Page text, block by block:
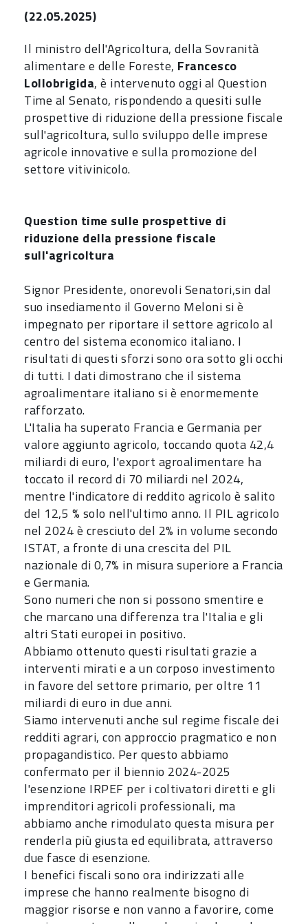
(22.05.2025)
Il ministro dell'Agricoltura, della Sovranità
alimentare e delle Foreste, Francesco
Lollobrigida, è intervenuto oggi al Question
Time al Senato, rispondendo a quesiti sulle
prospettive di riduzione della pressione fiscale
sull'agricoltura, sullo sviluppo delle imprese
agricole innovative e sulla promozione del
settore vitivinicolo.
Question time sulle prospettive di
riduzione della pressione fiscale
sull'agricoltura
Signor Presidente, onorevoli Senatori,sin dal
suo insediamento il Governo Meloni si è
impegnato per riportare il settore agricolo al
centro del sistema economico italiano. I
risultati di questi sforzi sono ora sotto gli occhi
di tutti. I dati dimostrano che il sistema
agroalimentare italiano si è enormemente
rafforzato.
L'Italia ha superato Francia e Germania per
valore aggiunto agricolo, toccando quota 42,4
miliardi di euro, l'export agroalimentare ha
toccato il record di 70 miliardi nel 2024,
mentre l'indicatore di reddito agricolo è salito
del 12,5 % solo nell'ultimo anno. Il PIL agricolo
nel 2024 è cresciuto del 2% in volume secondo
ISTAT, a fronte di una crescita del PIL
nazionale di 0,7% in misura superiore a Francia
e Germania.
Sono numeri che non si possono smentire e
che marcano una differenza tra l'Italia e gli
altri Stati europei in positivo.
Abbiamo ottenuto questi risultati grazie a
interventi mirati e a un corposo investimento
in favore del settore primario, per oltre 11
miliardi di euro in due anni.
Siamo intervenuti anche sul regime fiscale dei
redditi agrari, con approccio pragmatico e non
propagandistico. Per questo abbiamo
confermato per il biennio 2024-2025
l'esenzione IRPEF per i coltivatori diretti e gli
imprenditori agricoli professionali, ma
abbiamo anche rimodulato questa misura per
renderla più giusta ed equilibrata, attraverso
due fasce di esenzione.
I benefici fiscali sono ora indirizzati alle
imprese che hanno realmente bisogno di
maggior risorse e non vanno a favorire, come